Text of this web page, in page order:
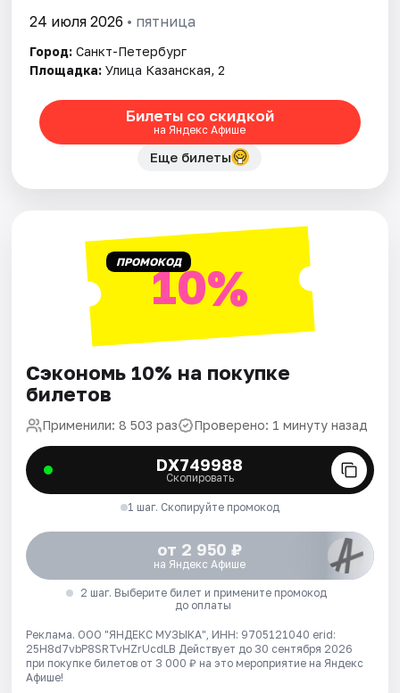
24 июля 2026 • пятница
Город: Санкт-Петербург
Площадка: Улица Казанская, 2
Билеты со скидкой
на Яндекс Афише
Еще билеты
ПРОМОКОД10%
Сэкономь 10% на покупке
билетов
Применили: 8 503 раз Проверено: 1 минуту назад
DX749988
Скопировать
1 шаг. Скопируйте промокод
от 2 950 ₽
на Яндекс Афише
2 шаг. Выберите билет и примените промокод
до оплаты
Реклама. ООО "ЯНДЕКС МУЗЫКА", ИНН: 9705121040 erid:
25H8d7vbP8SRTvHZrUcdLB Действует до 30 сентября 2026
при покупке билетов от 3 000 ₽ на это мероприятие на Яндекс
Афише!